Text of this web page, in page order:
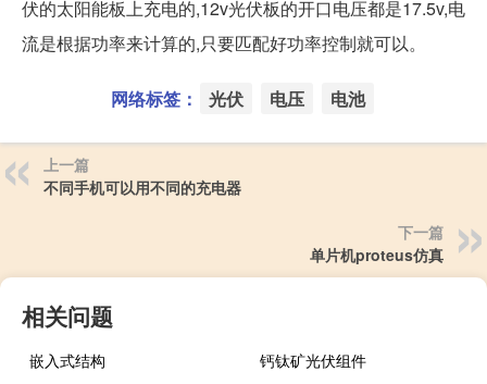
伏的太阳能板上充电的,12v光伏板的开口电压都是17.5v,电
流是根据功率来计算的,只要匹配好功率控制就可以。
网络标签： 光伏 电压 电池
上一篇
不同手机可以用不同的充电器
下一篇
单片机proteus仿真
相关问题
嵌入式结构
钙钛矿光伏组件